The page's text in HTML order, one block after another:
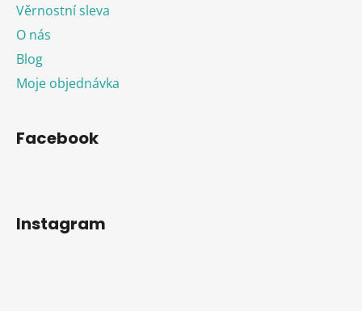
Věrnostní sleva
O nás
Blog
Moje objednávka
Facebook
Instagram